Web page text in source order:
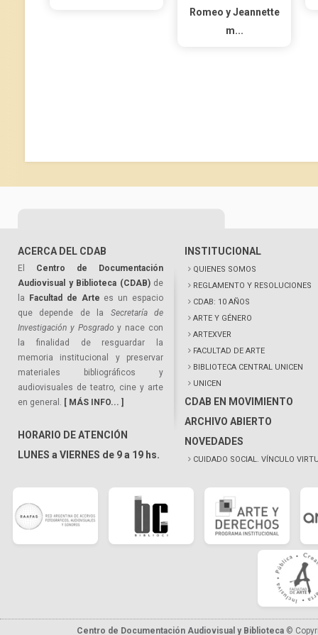
Romeo y Jeannette
m...
ACERCA DEL CDAB
El Centro de Documentación
Audiovisual y Biblioteca (CDAB)de
la
Facultad de Arte es un espacio
que depende de la Secretaría de
Investigación y Posgrado y nace con
la finalidad de resguardar la
memoria institucional y preservar
materiales bibliográficos y
audiovisuales de teatro, cine y arte
en general. [ MÁS INFO... ]
HORARIO DE ATENCIÓN
LUNES a VIERNES de 9 a 19 hs.
INSTITUCIONAL
QUIENES SOMOS
REGLAMENTO Y RESOLUCIONES
CDAB: 10 AÑOS
ARTE Y GÉNERO
ARTEXVER
FACULTAD DE ARTE
BIBLIOTECA CENTRAL UNICEN
UNICEN
CDAB EN MOVIMIENTO
ARCHIVO ABIERTO
NOVEDADES
CUIDADO SOCIAL. VÍNCULO
Centro de Documentación Audiovisual y Biblioteca ©